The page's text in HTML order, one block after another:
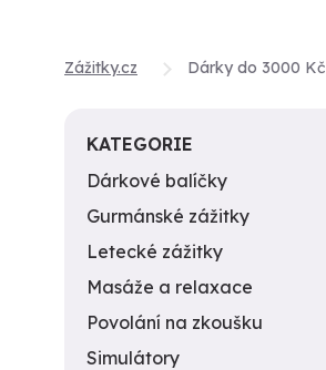
Zážitky.cz Dárky do 3000 Kč
KATEGORIE
Dárkové balíčky
Gurmánské zážitky
Letecké zážitky
Masáže a relaxace
Povolání na zkoušku
Simulátory